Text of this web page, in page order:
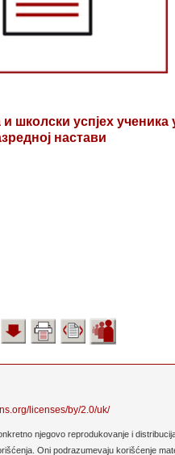
школски успјех ученика
настави
licenses/by/2.0/uk/
njegovo reprodukovanje i
Oni podrazumevaju korišćenje